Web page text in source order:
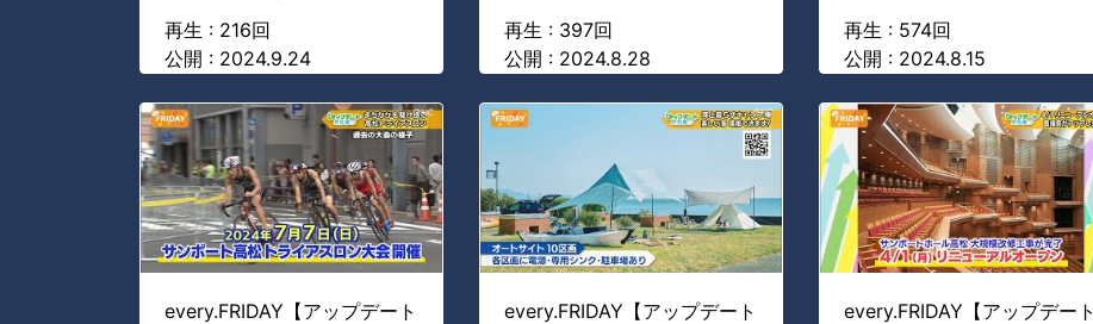
再生 : 216回
公開 : 2024.9.24
再生 : 397回
公開 : 2024.8.28
再生 : 574回
公開 : 2024.8.15
every.FRIDAY【アップデート
every.FRIDAY【アップデート
every.FRIDAY【アップデート